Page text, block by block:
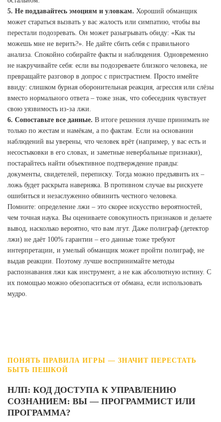
5. Не поддавайтесь эмоциям и уловкам. Хороший обманщик
может стараться вызвать у вас жалость или симпатию, чтобы вы
перестали подозревать. Он может разыгрывать обиду: «Как ты
можешь мне не верить?». Не дайте сбить себя с правильного
анализа. Спокойно собирайте факты и наблюдения. Одновременно
не накручивайте себя: если вы подозреваете близкого человека, не
превращайте разговор в допрос с пристрастием. Просто имейте
ввиду: слишком бурная оборонительная реакция, агрессия или слёзы
вместо нормального ответа – тоже знак, что собеседник чувствует
свою уязвимость из-за лжи.
6. Сопоставьте все данные. В итоге решения лучше принимать не
только по жестам и намёкам, а по фактам. Если на основании
наблюдений вы уверены, что человек врёт (например, у вас есть и
несостыковки в его словах, и заметные невербальные признаки),
постарайтесь найти объективное подтверждение правды:
документы, свидетелей, переписку. Тогда можно предъявить их –
ложь будет раскрыта наверняка. В противном случае вы рискуете
ошибиться и незаслуженно обвинить честного человека.
Помните: определение лжи – это скорее искусство вероятностей,
чем точная наука. Вы оцениваете совокупность признаков и делаете
вывод, насколько вероятно, что вам лгут. Даже полиграф (детектор
лжи) не даёт 100% гарантии – его данные тоже требуют
интерпретации, и умелый обманщик может пройти полиграф, не
выдав реакции. Поэтому лучше воспринимайте методы
распознавания лжи как инструмент, а не как абсолютную истину. С
их помощью можно обезопаситься от обмана, если использовать
мудро.
ПОНЯТЬ ПРАВИЛА ИГРЫ — ЗНАЧИТ ПЕРЕСТАТЬ
БЫТЬ ПЕШКОЙ
НЛП: КОД ДОСТУПА К УПРАВЛЕНИЮ
СОЗНАНИЕМ: ВЫ — ПРОГРАММИСТ ИЛИ
ПРОГРАММА?